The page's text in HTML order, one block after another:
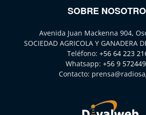
SOBRE
Avenida Juan Mackenna 904,
SOCIEDAD AGRICOLA Y GANADERA
Teléfono: +56 64 223
Whatsapp: +56 9
Contacto: